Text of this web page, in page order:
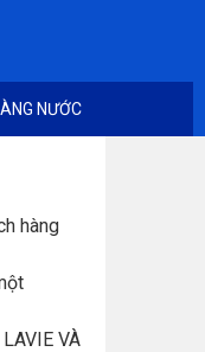
NƯỚC
hàng
VÀ